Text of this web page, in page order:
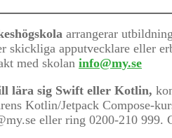
arrangerar
skickliga apputvecklare eller
med skolan info@my.se
lära sig Swift eller Kotlin,
Kotlin/Jetpack Compose-
eller ring 0200-210 999.